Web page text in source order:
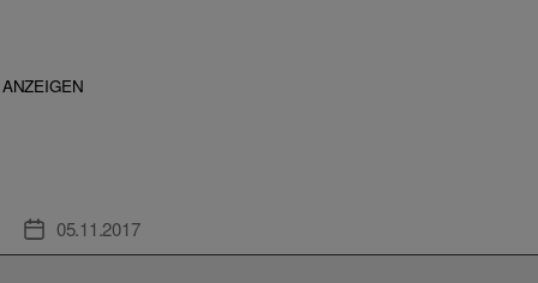
ANZEIGEN
Veröffentlichungsdatum
05.11.2017